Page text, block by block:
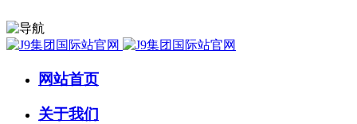
网站首页
关于我们